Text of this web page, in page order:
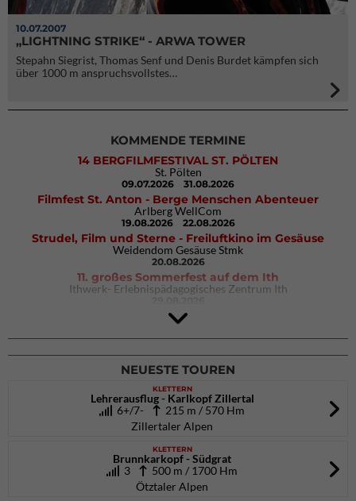
10.07.2007
„LIGHTNING STRIKE“ - ARWA TOWER
Stepahn Siegrist, Thomas Senf und Denis Burdet kämpfen sich
über 1000 m anspruchsvollstes…
KOMMENDE TERMINE
14 BERGFILMFESTIVAL ST. PÖLTEN
St. Pölten
09.07.2026 31.08.2026
Filmfest St. Anton - Berge Menschen Abenteuer
Arlberg WellCom
19.08.2026 22.08.2026
Strudel, Film und Sterne - Freiluftkino im Gesäuse
Weidendom Gesäuse Stmk
20.08.2026
11. großes Sommerfest auf dem Ith
Ithwerk- Erlebnispädagogisches Zentrum Ith
4Blocs KIDS 2026
DAV Kletter- & Boulderzentrum München Süd (Thalkirchen)
26.09.2026
NEUESTE TOUREN
KLETTERN
Lehrerausflug - Karlkopf Zillertal
6+/7-
215 m / 570 Hm
Zillertaler Alpen
KLETTERN
Brunnkarkopf - Südgrat
3
500 m / 1700 Hm
Ötztaler Alpen